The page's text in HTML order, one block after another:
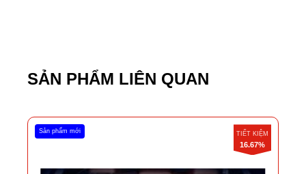
SẢN PHẨM LIÊN QUAN
Sản phẩm mới TIẾT KIỆM
16.67%